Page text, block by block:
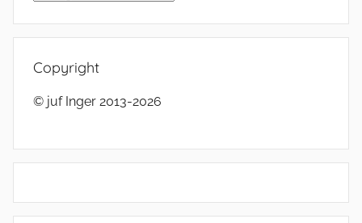
Copyright
© juf Inger 2013-2026